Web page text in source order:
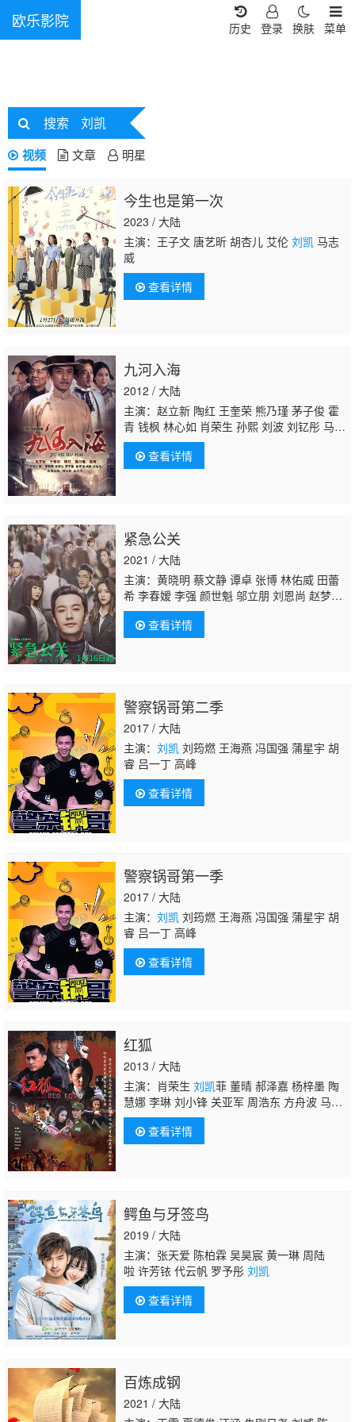
欧乐影院 菜单
换肤
登录
历史
搜索 刘凯
视频 文章 明星
今生也是第一次
2023 / 大陆
主演：王子文 唐艺昕 胡杏儿 艾伦 刘凯马志
威
查看详情
九河入海
2012 / 大陆
主演：赵立新 陶红 王奎荣 熊乃瑾 茅子俊 霍
青 钱枫 林心如 肖荣生 孙熙 刘波 刘钇彤 马
捷 唐磊刘凯菲 张秋歌 张宁江 王磊 常铖
查看详情
紧急公关
2021 / 大陆
主演：黄晓明 蔡文静 谭卓 张博 林佑威 田蕾
希 李春嫒 李强 颜世魁 邬立朋 刘恩尚 赵梦
迪 武笑羽 闫勤 高爽 许之糯 赵圆圆 郭小炜 萧
子墨 孙越 郭骁仪 罗晨心 任伊瑄 刘敏 吕鑫 柯
国庆 尤勇智 赵雅莉 孔斐 方勇 练卓 胡涂 景岗
查看详情
警察锅哥第二季
2017 / 大陆
主演： 刘凯刘筠燃 王海燕 冯国强 蒲星宇 胡
睿 吕一丁 高峰
查看详情
警察锅哥第一季
2017 / 大陆
主演： 刘凯刘筠燃 王海燕 冯国强 蒲星宇 胡
睿 吕一丁 高峰
查看详情
红狐
2013 / 大陆
主演：肖荣生 刘凯菲 董晴 郝泽嘉 杨梓墨 陶
慧娜 李琳 刘小锋 关亚军 周浩东 方舟波 马
仑 徐海为 周帅 尹静闻 孙浩涪 李明禹 孟妍 史
冰 段倩茹 张欣源 李俊男 石小楼 陈帝文 李
斌 岳冬峰
查看详情
鳄鱼与牙签鸟
2019 / 大陆
主演：张天爱 陈柏霖 吴昊宸 黄一琳 周陆
啦 许芳铱 代云帆 罗予彤 刘凯
查看详情
百炼成钢
2021 / 大陆